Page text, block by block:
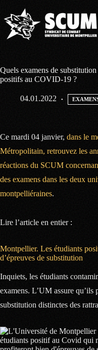
contenu
Quels examens de
positifs au COVID-19 ?
04.01.2022
Ce mardi 04 janvier, dans le
Métropolitain, retrouvez les
réactions du SCUM
des examens dans les deux
montpelliéraines.
Lire l’article en entier :
Montpellier. Les étudiants
d’épreuves de substitution
Inquiets, les étudiants
examens. L’UM assure qu’ils
substitution distinctes des